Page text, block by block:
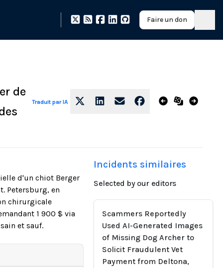
Faire un don
de
Traduit par IA
d'un chiot Berger
Petersburg, en
chirurgicale
1 900 $ via
et sauf.
Incidents similaires
Selected by our editors
Scammers Reportedly
Used AI-Generated Images
of Missing Dog Archer to
Solicit Fraudulent Vet
Payment from Deltona,